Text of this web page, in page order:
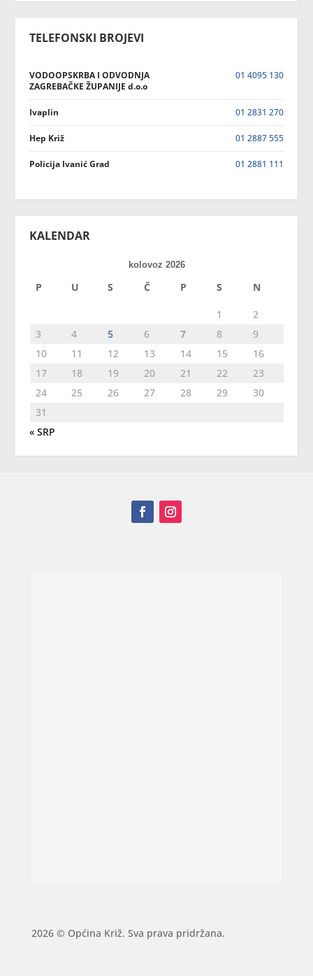
TELEFONSKI BROJEVI
VODOOPSKRBA I ODVODNJA
ZAGREBAČKE ŽUPANIJE d.o.o
01 4095 130
Ivaplin 01 2831 270
Hep Križ 01 2887 555
Policija Ivanić Grad 01 2881 111
KALENDAR
kolovoz 2026
P U S Č P S N
1
2
3
4 5 6 7 8
9
10
11 12 13 14 15
16
17
18 19 20 21 22
23
24
25 26 27 28 29
30
31
« SRP
2026 © Općina Križ. Sva prava pridržana.